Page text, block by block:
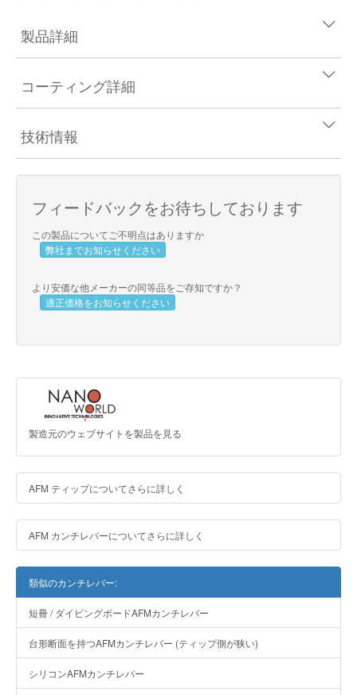
製品詳細
コーティング詳細
技術情報
フィードバックをお待ちしております
この製品についてご不明点はありますか
弊社までお知らせください
より安価な他メーカーの同等品をご存知ですか？
適正価格をお知らせください
製造元のウェブサイトを製品を見る
AFM ティップについてさらに詳しく
AFM カンチレバーについてさらに詳しく
類似のカンチレバー:
短冊 / ダイビングボードAFMカンチレバー
台形断面を持つAFMカンチレバー (ティップ側が狭い)
シリコンAFMカンチレバー